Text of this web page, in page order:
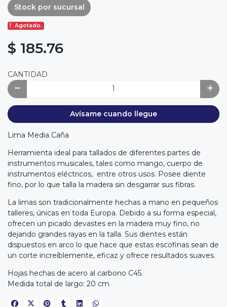
Stock por sucursal
Agotado.
$ 185.76
CANTIDAD
Avísame cuando llegue
Lima Media Caña
Herramienta ideal para tallados de diferentes partes de
instrumentos musicales, tales como mango, cuerpo de
instrumentos eléctricos, entre otros usos. Posee diente
fino, por lo que talla la madera sin desgarrar sus fibras.
La limas son tradicionalmente hechas a mano en pequeños
talleres, únicas en toda Europa. Debido a su forma especial,
ofrecen un picado devastes en la madera muy fino, no
dejando grandes rayas en la talla. Sus dientes están
dispuestos en arco lo que hace que estas escofinas sean de
un corte increíblemente, eficaz y ofrece resultados suaves.
Hojas hechas de acero al carbono C45.
Medida total de largo: 20 cm